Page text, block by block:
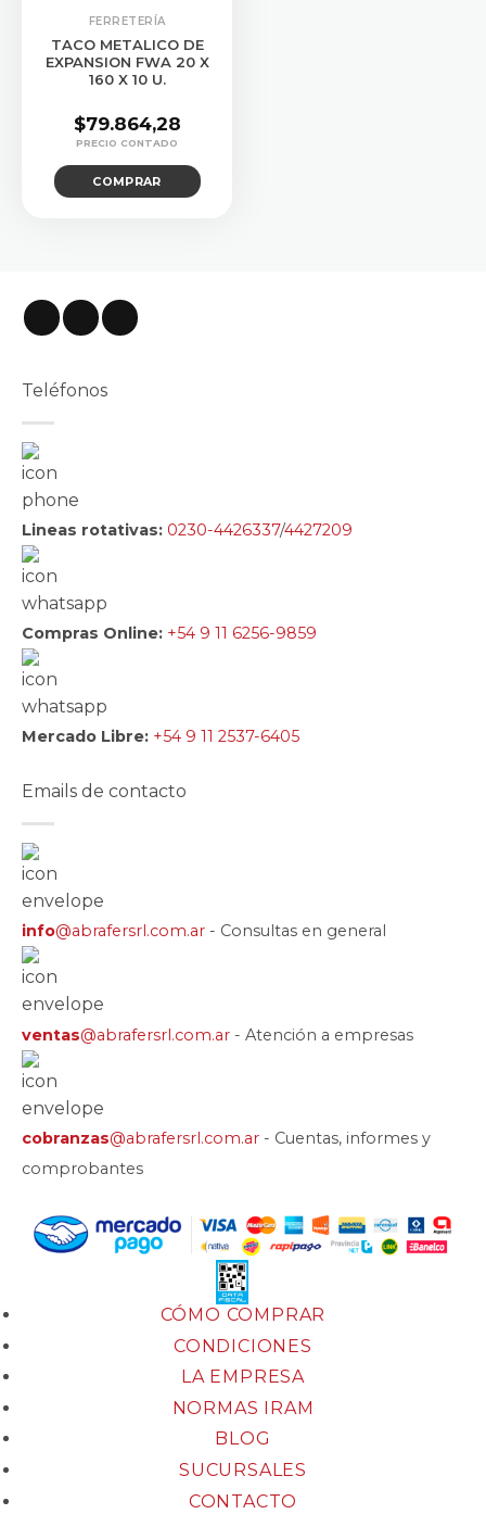
FERRETERÍA
TACO METALICO DE
EXPANSION FWA 20 X
160 X 10 U.
$79.864,28
COMPRAR
Teléfonos
Lineas rotativas: 0230-4426337/4427209
Compras Online: +54 9 11 6256-9859
Mercado Libre: +54 9 11 2537-6405
Emails de contacto
info@abrafersrl.com.ar - Consultas en general
ventas@abrafersrl.com.ar - Atención a empresas
cobranzas@abrafersrl.com.ar - Cuentas, informes y
comprobantes
CÓMO COMPRAR
CONDICIONES
LA EMPRESA
NORMAS IRAM
BLOG
SUCURSALES
CONTACTO